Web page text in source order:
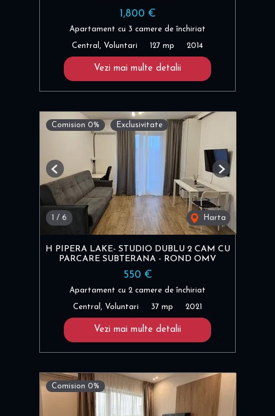
1,800 €
Apartament cu 3 camere de închiriat
Central, Voluntari 127 mp 2014
Vezi mai multe detalii
Comision 0% Exclusivitate
/ 6 Harta
Previous Next
H PIPERA LAKE- STUDIO DUBLU 2 CAM CU
PARCARE SUBTERANA - ROND OMV
550 €
Apartament cu 2 camere de închiriat
Central, Voluntari 37 mp 2021
Vezi mai multe detalii
Comision 0%